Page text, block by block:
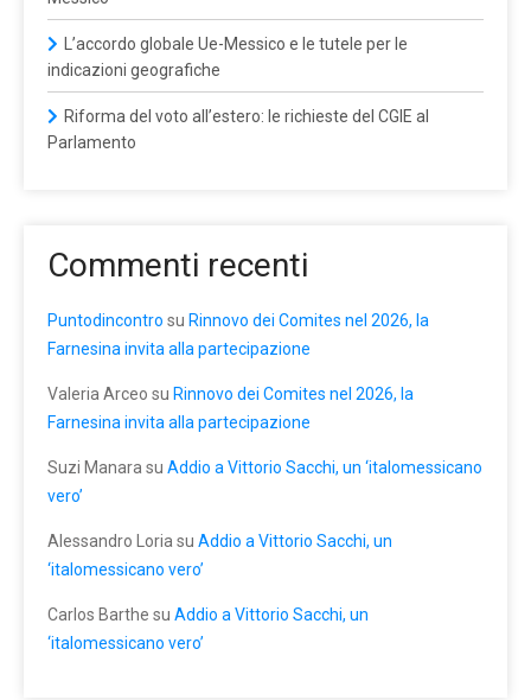
L’accordo globale Ue-Messico e le tutele per le
indicazioni geografiche
Riforma del voto all’estero: le richieste del CGIE al
Parlamento
Commenti recenti
Puntodincontro su Rinnovo dei Comites nel 2026, la
Farnesina invita alla partecipazione
Valeria Arceo su Rinnovo dei Comites nel 2026, la
Farnesina invita alla partecipazione
Suzi Manara su Addio a Vittorio Sacchi, un ‘italomessicano
vero’
Alessandro Loria su Addio a Vittorio Sacchi, un
‘italomessicano vero’
Carlos Barthe su Addio a Vittorio Sacchi, un
‘italomessicano vero’